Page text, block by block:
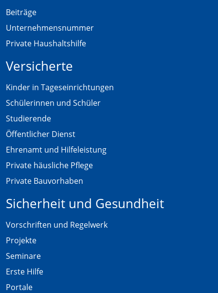
Beiträge
Unternehmensnummer
Private Haushaltshilfe
Versicherte
Kinder in Tageseinrichtungen
Schülerinnen und Schüler
Studierende
Öffentlicher Dienst
Ehrenamt und Hilfeleistung
Private häusliche Pflege
Private Bauvorhaben
Sicherheit und Gesundheit
Vorschriften und Regelwerk
Projekte
Seminare
Erste Hilfe
Portale